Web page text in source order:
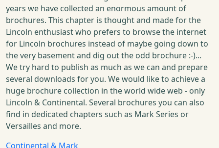
years we have collected an enormous amount of
brochures. This chapter is thought and made for the
Lincoln enthusiast who prefers to browse the internet
for Lincoln brochures instead of maybe going down to
the very basement and dig out the odd brochure :-)...
We try hard to publish as much as we can and prepare
several downloads for you. We would like to achieve a
huge brochure collection in the world wide web - only
Lincoln & Continental. Several brochures you can also
find in dedicated chapters such as Mark Series or
Versailles and more.
Continental & Mark